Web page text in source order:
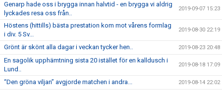
Genarp hade oss i brygga innan halvtid - en brygga vi aldrig
lyckades resa oss från..
2019-09-07 15:23
Höstens (hittills) bästa prestation kom mot vårens formlag
i div. 5 Sv...
2019-08-30 22:19
Grönt är skönt alla dagar i veckan tycker hen.. 2019-08-23 20:48
En sagolik upphämtning sista 20 istället för en kalldusch i
Lund..
2019-08-18 17:09
“Den gröna viljan” avgjorde matchen i andra... 2019-08-14 22:02